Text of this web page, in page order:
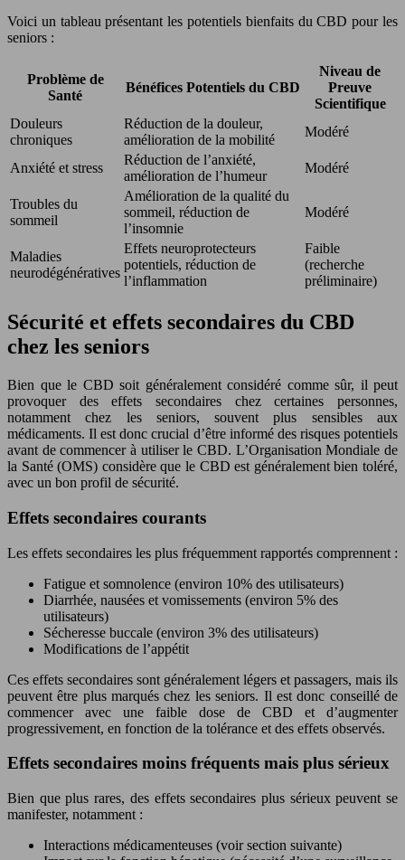
Voici un tableau présentant les potentiels bienfaits du CBD pour les
seniors :
Problème de
Santé
Bénéfices Potentiels du CBD
Niveau de
Preuve
Scientifique
Douleurs
chroniques
Réduction de la douleur,
amélioration de la mobilité
Modéré
Anxiété et stress
Réduction de l’anxiété,
amélioration de l’humeur
Modéré
Troubles du
sommeil
Amélioration de la qualité du
sommeil, réduction de
l’insomnie
Modéré
Maladies
neurodégénératives
Effets neuroprotecteurs
potentiels, réduction de
l’inflammation
Faible
(recherche
préliminaire)
Sécurité et effets secondaires du CBD
chez les seniors
Bien que le CBD soit généralement considéré comme sûr, il peut
provoquer des effets secondaires chez certaines personnes,
notamment chez les seniors, souvent plus sensibles aux
médicaments. Il est donc crucial d’être informé des risques potentiels
avant de commencer à utiliser le CBD. L’Organisation Mondiale de
la Santé (OMS) considère que le CBD est généralement bien toléré,
avec un bon profil de sécurité.
Effets secondaires courants
Les effets secondaires les plus fréquemment rapportés comprennent :
Fatigue et somnolence (environ 10% des utilisateurs)
Diarrhée, nausées et vomissements (environ 5% des
utilisateurs)
Sécheresse buccale (environ 3% des utilisateurs)
Modifications de l’appétit
Ces effets secondaires sont généralement légers et passagers, mais ils
peuvent être plus marqués chez les seniors. Il est donc conseillé de
commencer avec une faible dose de CBD et d’augmenter
progressivement, en fonction de la tolérance et des effets observés.
Effets secondaires moins fréquents mais plus sérieux
Bien que plus rares, des effets secondaires plus sérieux peuvent se
manifester, notamment :
Interactions médicamenteuses (voir section suivante)